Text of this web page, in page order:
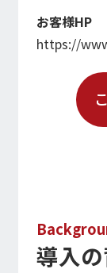
モダナイゼ
アプリケ
マルチク
データ基盤
Google
SaaS／セ
パートナー
CAD / 3D・
ERP
経営成績
財政状態
IRライブラリ
株主総会関
適時開示情
お客様HP
https://
導入